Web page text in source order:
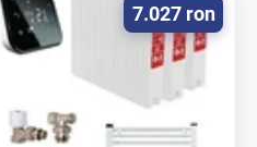
7.027 ron